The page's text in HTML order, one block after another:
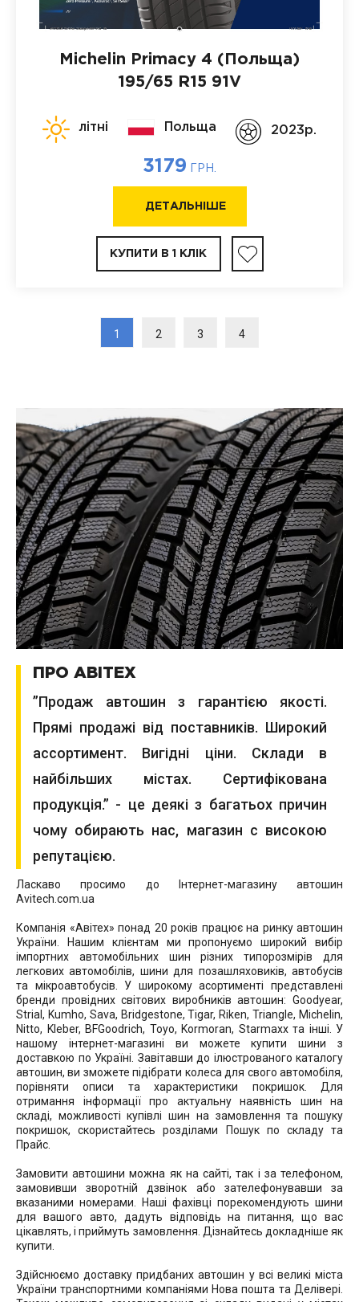
Michelin Primacy 4 (Польща)
195/65 R15 91V
літні Польща 2023p.
3179 ГРН.
ДЕТАЛЬНІШЕ
КУПИТИ В 1 КЛІК
1 2 3 4
ПРО АВІТЕХ
”Продаж автошин з гарантією якості.
Прямі продажі від поставників. Широкий
ассортимент. Вигідні ціни. Склади в
найбільших містах. Сертифікована
продукція.” - це деякі з багатьох причин
чому обирають нас, магазин с високою
репутацією.
Ласкаво просимо до Інтернет-магазину автошин
Avitech.com.ua
Компанія «Авітех» понад 20 років працює на ринку автошин
України. Нашим клієнтам ми пропонуємо широкий вибір
імпортних автомобільних шин різних типорозмірів для
легкових автомобілів, шини для позашляховиків, автобусів
та мікроавтобусів. У широкому асортименті представлені
бренди провідних світових виробників автошин: Goodyear,
Strial, Kumho, Sava, Bridgestone, Tigar, Riken, Triangle, Michelin,
Nitto, Kleber, BFGoodrich, Toyo, Kormoran, Starmaxx та інші. У
нашому інтернет-магазині ви можете купити шини з
доставкою по Україні. Завітавши до ілюстрованого каталогу
автошин, ви зможете підібрати колеса для свого автомобіля,
порівняти описи та характеристики покришок. Для
отримання інформації про актуальну наявність шин на
складі, можливості купівлі шин на замовлення та пошуку
покришок, скористайтесь розділами Пошук по складу та
Прайс.
Замовити автошини можна як на сайті, так і за телефоном,
замовивши зворотній дзвінок або зателефонувавши за
вказаними номерами. Наші фахівці порекомендують шини
для вашого авто, дадуть відповідь на питання, що вас
цікавлять, і приймуть замовлення. Дізнайтесь докладніше як
купити.
Здійснюємо доставку придбаних автошин у всі великі міста
України транспортними компаніями Нова пошта та Делівері.